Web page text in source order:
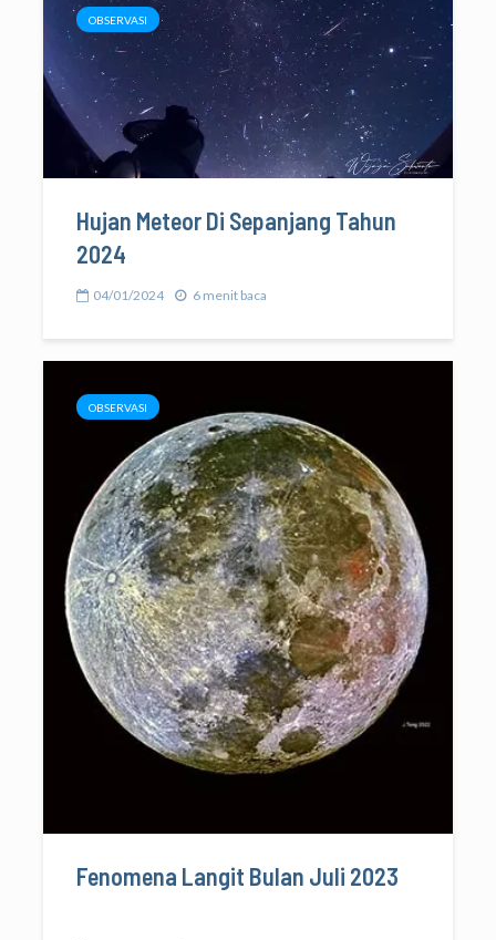
OBSERVASI
Hujan Meteor Di Sepanjang Tahun
2024
04/01/2024 6 menit baca
OBSERVASI
Fenomena Langit Bulan Juli 2023